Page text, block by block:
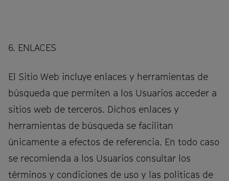
6. ENLACES
El Sitio Web incluye enlaces y herramientas de
búsqueda que permiten a los Usuarios acceder a
sitios web de terceros. Dichos enlaces y
herramientas de búsqueda se facilitan
únicamente a efectos de referencia. En todo caso
se recomienda a los Usuarios consultar los
términos y condiciones de uso y las políticas de